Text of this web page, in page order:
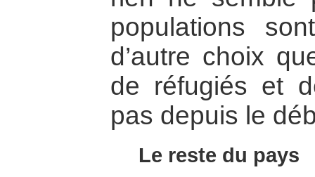
populations
d’autre choix
de réfugiés et
pas depuis le
Le reste du pays